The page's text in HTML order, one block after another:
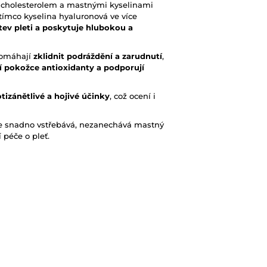
cholesterolem a mastnými kyselinami
kyselina hyaluronová ve více
pleti a poskytuje hlubokou a
zklidnit podráždění a zarudnutí,
pokožce antioxidanty a podporují
a hojivé účinky, což ocení i
snadno vstřebává, nezanechává mastný
péče o pleť.